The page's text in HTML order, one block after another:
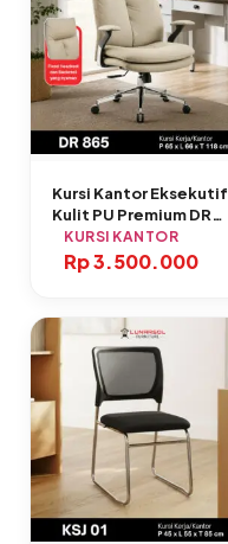
Kursi Kantor Eksekutif
Kulit PU Premium DR
865
KURSI KANTOR
Rp3.500.000